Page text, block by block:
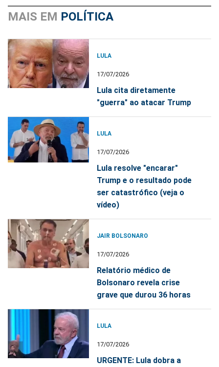
MAIS EM POLÍTICA
LULA
17/07/2026
Lula cita diretamente
"guerra" ao atacar Trump
LULA
17/07/2026
Lula resolve "encarar"
Trump e o resultado pode
ser catastrófico (veja o
vídeo)
JAIR BOLSONARO
17/07/2026
Relatório médico de
Bolsonaro revela crise
grave que durou 36 horas
LULA
17/07/2026
URGENTE: Lula dobra a